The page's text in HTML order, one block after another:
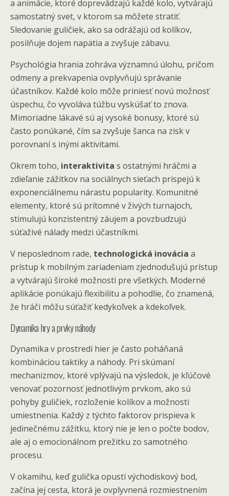
a animácie, ktoré doprevádzajú každé kolo, vytvárajú
samostatný svet, v ktorom sa môžete stratiť.
Sledovanie guličiek, ako sa odrážajú od kolíkov,
posilňuje dojem napätia a zvyšuje zábavu.
Psychológia hrania zohráva významnú úlohu, pričom
odmeny a prekvapenia ovplyvňujú správanie
účastníkov. Každé kolo môže priniesť novú možnosť
úspechu, čo vyvoláva túžbu vyskúšať to znova.
Mimoriadne lákavé sú aj vysoké bonusy, ktoré sú
často ponúkané, čím sa zvyšuje šanca na zisk v
porovnaní s inými aktivitami.
Okrem toho, interaktivita s ostatnými hráčmi a
zdieľanie zážitkov na sociálnych sieťach prispejú k
exponenciálnemu nárastu popularity. Komunitné
elementy, ktoré sú prítomné v živých turnajoch,
stimulujú konzistentný záujem a povzbudzujú
súťaživé nálady medzi účastníkmi.
V neposlednom rade, technologická inovácia a
prístup k mobilným zariadeniam zjednodušujú prístup
a vytvárajú široké možnosti pre všetkých. Moderné
aplikácie ponúkajú flexibilitu a pohodlie, čo znamená,
že hráči môžu súťažiť kedykoľvek a kdekoľvek.
Dynamika hry a prvky náhody
Dynamika v prostredí hier je často poháňaná
kombináciou taktiky a náhody. Pri skúmaní
mechanizmov, ktoré vplývajú na výsledok, je kľúčové
venovať pozornosť jednotlivým prvkom, ako sú
pohyby guličiek, rozloženie kolíkov a možnosti
umiestnenia. Každý z týchto faktorov prispieva k
jedinečnému zážitku, ktorý nie je len o počte bodov,
ale aj o emocionálnom prežitku zo samotného
procesu.
V okamihu, keď gulička opustí východiskový bod,
začína jej cesta, ktorá je ovplyvnená rozmiestnením